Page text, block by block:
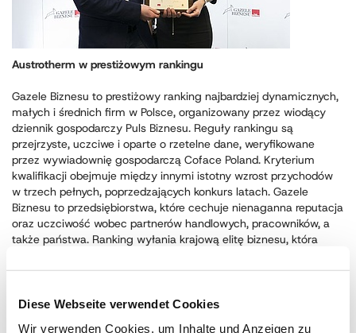
Diese Webseite verwendet Cookies
Wir verwenden Cookies, um Inhalte und Anzeigen zu
Austrotherm w prestiżowym rankingu
Gazele Biznesu to prestiżowy ranking najbardziej dynamicznych,
małych i średnich firm w Polsce, organizowany przez wiodący
dziennik gospodarczy Puls Biznesu. Reguły rankingu są
przejrzyste, uczciwe i oparte o rzetelne dane, weryfikowane
przez wywiadownię gospodarczą Coface Poland. Kryterium
kwalifikacji obejmuje między innymi istotny wzrost przychodów
w trzech pełnych, poprzedzających konkurs latach. Gazele
Biznesu to przedsiębiorstwa, które cechuje nienaganna reputacja
oraz uczciwość wobec partnerów handlowych, pracowników, a
także państwa. Ranking wyłania krajową elitę biznesu, która
najwyższą jakością i wysokim poziomem bezpieczeństwa. W 16.
Kolejna, szósta już statuetka Gazeli Biznesu jest dla nas